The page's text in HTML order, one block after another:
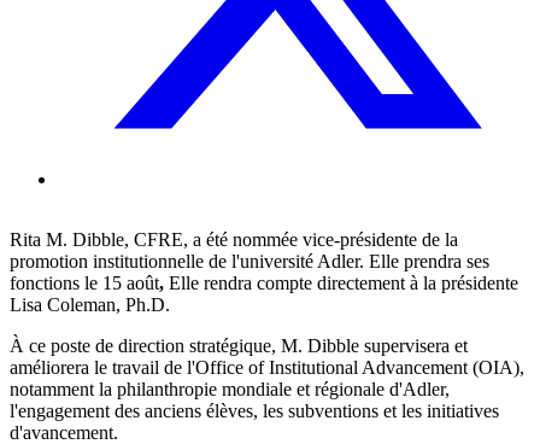
Rita M. Dibble, CFRE, a été nommée vice-présidente de la
promotion institutionnelle de l'université Adler. Elle prendra ses
fonctions le 15 août, Elle rendra compte directement à la présidente
Lisa Coleman, Ph.D.
À ce poste de direction stratégique, M. Dibble supervisera et
améliorera le travail de l'Office of Institutional Advancement (OIA),
notamment la philanthropie mondiale et régionale d'Adler,
l'engagement des anciens élèves, les subventions et les initiatives
d'avancement.